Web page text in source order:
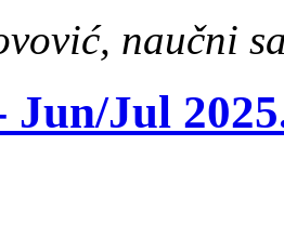
naučni
Jun/Jul